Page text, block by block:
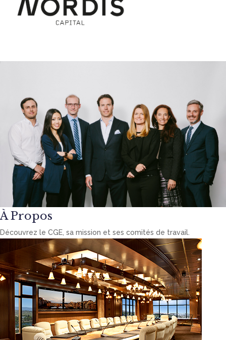
À Propos
Découvrez le CGE, sa mission et ses comités de travail.